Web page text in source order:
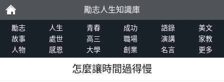
勵
志
勵志人生知識庫
勵志 人生 青春 成功 語錄
美文
故事
處世 高三 職場 演講
家教
人物
感恩 大學 創業 名言 更多
怎麼讓時間過得慢